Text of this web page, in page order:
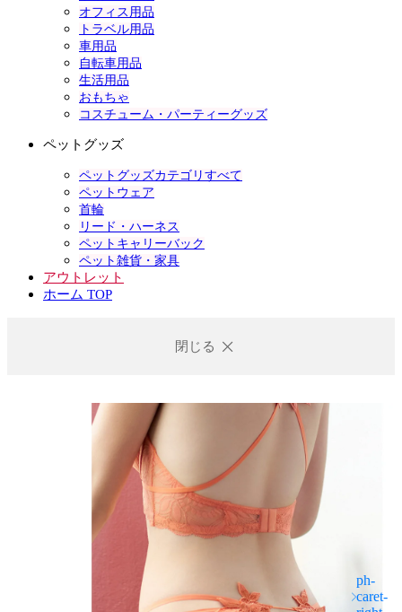
オフィス用品
トラベル用品
車用品
自転車用品
生活用品
おもちゃ
コスチューム・パーティーグッズ
ペットグッズ
ペットグッズカテゴリすべて
ペットウェア
首輪
リード・ハーネス
ペットキャリーバック
ペット雑貨・家具
アウトレット
ホーム TOP
閉じる